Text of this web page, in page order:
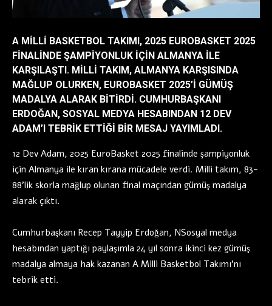
A MILLI BASKETBOL TAKIMI, 2025 EUROBASKET 2025
FINALINDE ŞAMPIYONLUK IÇIN ALMANYA ILE
KARŞILAŞTI. MILLI TAKIM, ALMANYA KARŞISINDA
MAĞLUP OLURKEN, EUROBASKET 2025’I GÜMÜŞ
MADALYA ALARAK BITIRDI. CUMHURBAŞKANI
ERDOĞAN, SOSYAL MEDYA HESABINDAN 12 DEV
ADAM’I TEBRIK ETTIĞI BIR MESAJ YAYIMLADI.
12 Dev Adam, 2025 EuroBasket 2025 finalinde şampiyonluk
için Almanya ile kıran kırana mücadele verdi. Milli takım, 83-
88’lik skorla mağlup olunan final maçından gümüş madalya
alarak çıktı.
Cumhurbaşkanı Recep Tayyip Erdoğan, NSosyal medya
hesabından yaptığı paylaşımla 24 yıl sonra ikinci kez gümüş
madalya almaya hak kazanan A Milli Basketbol Takımı’nı
tebrik etti.